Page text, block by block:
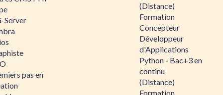
Server
pas en
(Distance)
Formation
Concepteur
Développeur
d'Applications
Python - Bac+3 en
continu
(Distance)
Formation